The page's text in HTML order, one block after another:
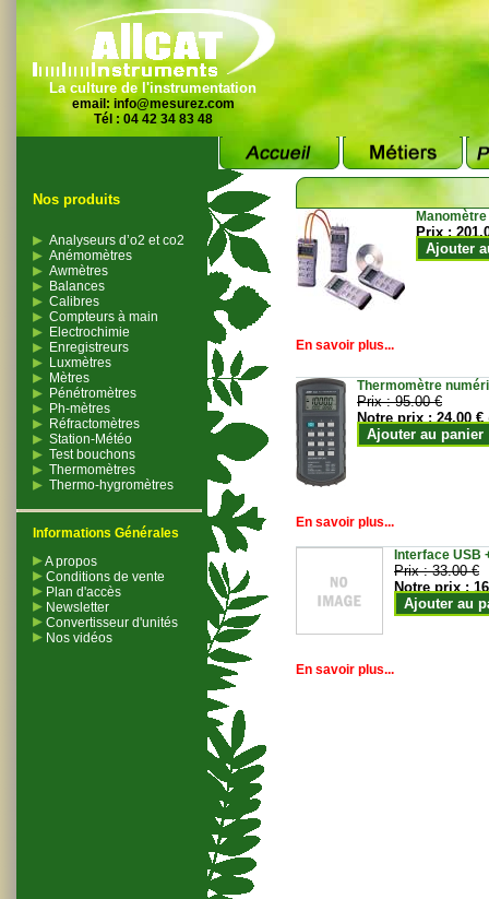
La culture de l'instrumentation
email: info@mesurez.com
Tél : 04 42 34 83 48
Nos produits
Analyseurs d’o2 et co2
Anémomètres
Awmètres
Balances
Calibres
Compteurs à main
Electrochimie
Enregistreurs
Luxmètres
Mètres
Pénétromètres
Ph-mètres
Réfractomètres
Station-Météo
Test bouchons
Thermomètres
Thermo-hygromètres
Informations Générales
A propos
Conditions de vente
Plan d'accès
Newsletter
Convertisseur d'unités
Nos vidéos
Prix :
Ajouter
En savoir plus...
Thermomètre
Prix :95.00 €
Notre prix :24.00 €
Ajouter au panier
En savoir plus...
Interface USB
Prix :33.00 €
Notre prix :
Ajouter au
En savoir plus...